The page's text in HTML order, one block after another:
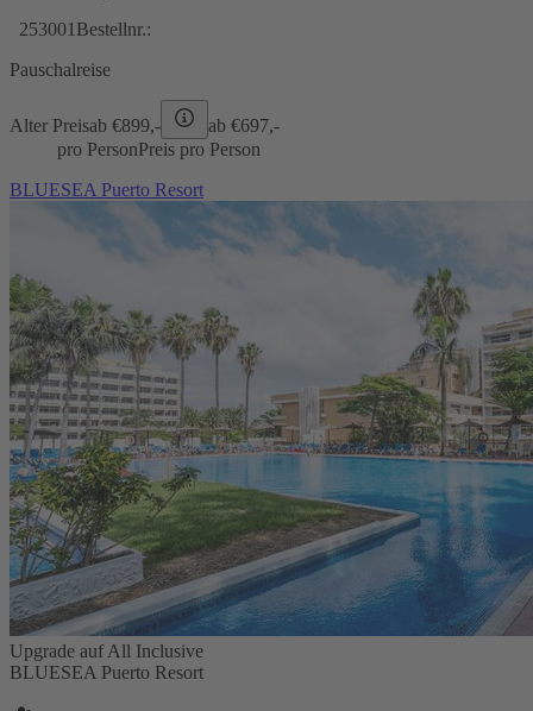
253001 Bestellnr.:
Pauschalreise
Alter Preisab €899,- ab €697,-
pro PersonPreis pro Person
BLUESEA Puerto Resort
Upgrade auf All Inclusive
BLUESEA Puerto Resort